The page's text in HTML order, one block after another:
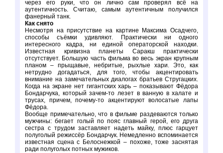
через его руки, что он лично сам проверял всё на
аутентичность. Считаю, самым аутентичным получился
фанерный танк.
Как снято
Несмотря на присутствие на картине Максима Осадчего,
способы съёмки удивляют. Практически ни одного
интересного кадра, ни единой операторской находки.
Известная кривизна планеты Саракш практически
отсутствует. Большую часть фильма во весь экран крупным
планом – прыщавые, небритые, рыхлые хари. Это, как
нетрудно догадаться, для того, чтобы акцентировать
внимание на замечательных диалогах братьев Стругацких.
Когда на экране нет гигантских харь – показывают Фёдора
Бондарчука, который зачем-то лезет в ванную в халате и
трусах, причем, почему-то акцентируют волосатые лапы
Фёдора.
Вообще примечательно, что в фильме раздеваются только
мужчины: бегает голый по пояс главный герой, его друга
сестра с трудом заставляет надеть майку, плюс гарцует
полуголый режиссёр Бондарчук. Немедленно вспоминается
известная сцена с Белоснежкой – похоже, тоже заснятая
ради полуголых потных мужиков.